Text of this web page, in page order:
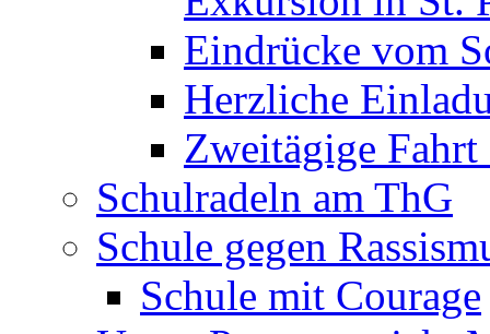
Eindrücke vom
Herzliche
Zweitägige
Schulradeln am ThG
Schule gegen
Schule mit Courage